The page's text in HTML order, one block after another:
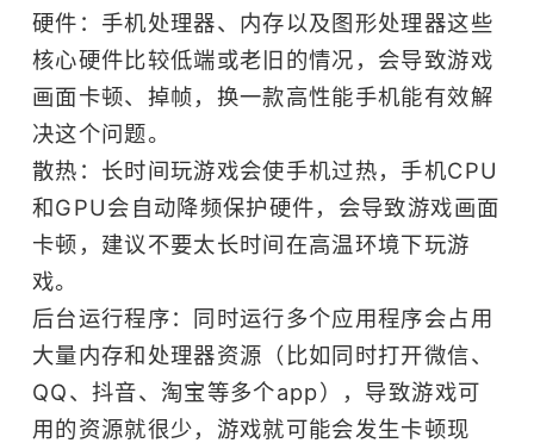
硬件：手机处理器、内存以及图形处理器这些
核心硬件比较低端或老旧的情况，会导致游戏
画面卡顿、掉帧，换一款高性能手机能有效解
决这个问题。
散热：长时间玩游戏会使手机过热，手机CPU
和GPU会自动降频保护硬件，会导致游戏画面
卡顿，建议不要太长时间在高温环境下玩游
戏。
后台运行程序：同时运行多个应用程序会占用
大量内存和处理器资源（比如同时打开微信、
QQ、抖音、淘宝等多个app），导致游戏可
用的资源就很少，游戏就可能会发生卡顿现